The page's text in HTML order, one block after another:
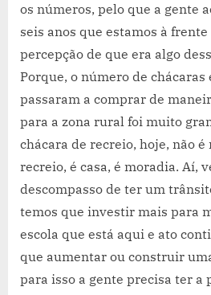
os números, pelo que a gente
seis anos que estamos à
percepção de que era algo
Porque, o número de chácaras
passaram a comprar de
para a zona rural foi muito
chácara de recreio, hoje, não é
recreio, é casa, é moradia. Aí,
descompasso de ter um
temos que investir mais para
escola que está aqui e ato
que aumentar ou construir
para isso a gente precisa ter a